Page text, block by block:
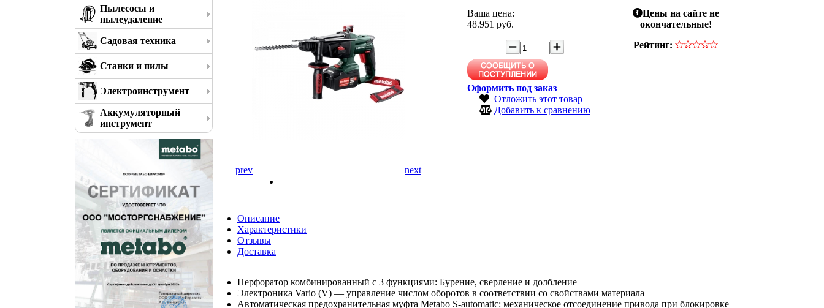
Пылесосы и
пылеудаление
Садовая техника
Станки и пилы
Электроинструмент
Аккумуляторный
инструмент
prev next
Ваша цена:
48.951 руб.
Оформить под заказ
Отложить этот товар
Добавить к сравнению
Цены на сайте не
окончательные!
Рейтинг:
Описание
Характеристики
Отзывы
Доставка
Перфоратор комбинированный с 3 функциями: Бурение, сверление и долбление
Электроника Vario (V) — управление числом оборотов в соответствии со свойствами материала
Автоматическая предохранительная муфта Metabo S-automatic: механическое отсоединение привода при блокировке